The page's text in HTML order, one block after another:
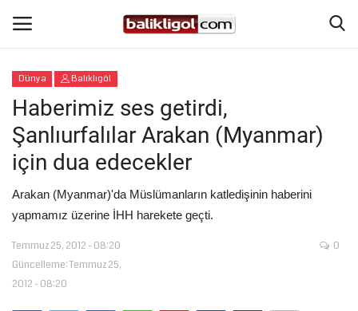
Giriş Yap
Anasayfa
Magazin
Şanlıurfa
Dünya Balıklıgöl
Haberimiz ses getirdi,
Şanlıurfalılar Arakan (Myanmar)
için dua edecekler
Arakan (Myanmar)'da Müslümanların katledişinin haberini
yapmamız üzerine İHH harekete geçti.
Temmuz 25, 2012 - 08:20
Güncelleme: Temmuz 25,
2012 - 08:20
0